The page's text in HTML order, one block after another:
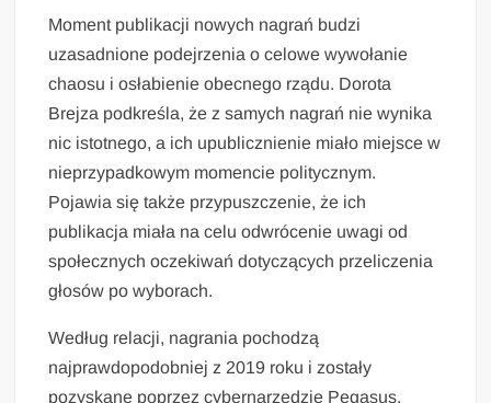
Moment publikacji nowych nagrań budzi
uzasadnione podejrzenia o celowe wywołanie
chaosu i osłabienie obecnego rządu. Dorota
Brejza podkreśla, że z samych nagrań nie wynika
nic istotnego, a ich upublicznienie miało miejsce w
nieprzypadkowym momencie politycznym.
Pojawia się także przypuszczenie, że ich
publikacja miała na celu odwrócenie uwagi od
społecznych oczekiwań dotyczących przeliczenia
głosów po wyborach.
Według relacji, nagrania pochodzą
najprawdopodobniej z 2019 roku i zostały
pozyskane poprzez cybernarzędzie Pegasus,